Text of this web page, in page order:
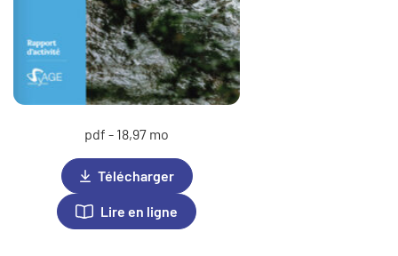
pdf - 18,97 mo
Télécharger
Lire en ligne